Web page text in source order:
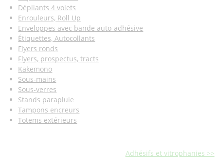
Dépliants 4 volets
Enrouleurs, Roll Up
Enveloppes avec bande auto-adhésive
Étiquettes, Autocollants
Flyers ronds
Flyers, prospectus, tracts
Kakemono
Sous-mains
Sous-verres
Stands parapluie
Tampons encreurs
Totems extérieurs
Adhésifs et vitrophanies >>